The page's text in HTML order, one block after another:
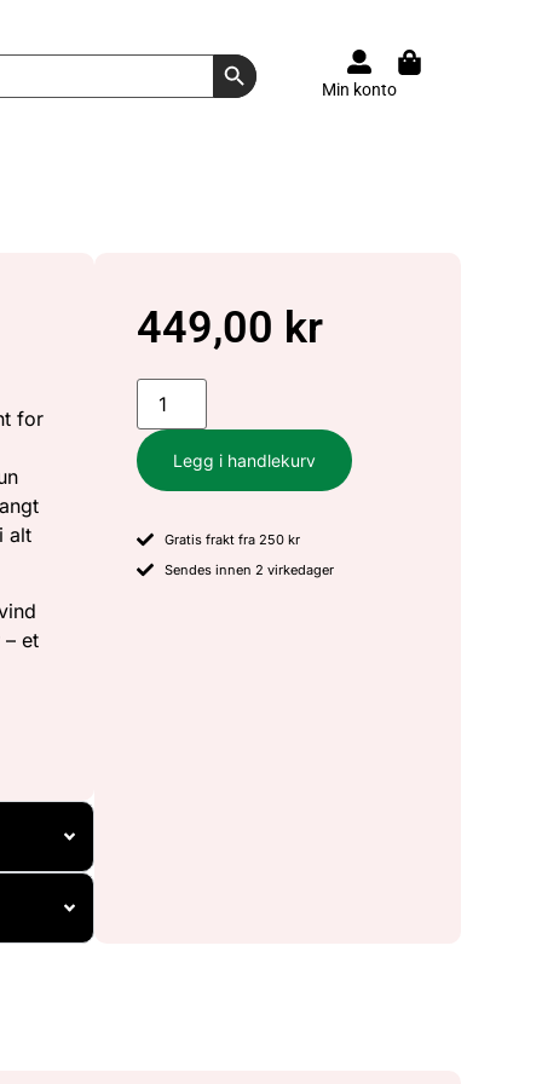
Search Button
Min konto
for
alt
– et
449,00 kr
Legg i handlekurv
Gratis frakt fra 250 kr
Sendes innen 2 virkedager